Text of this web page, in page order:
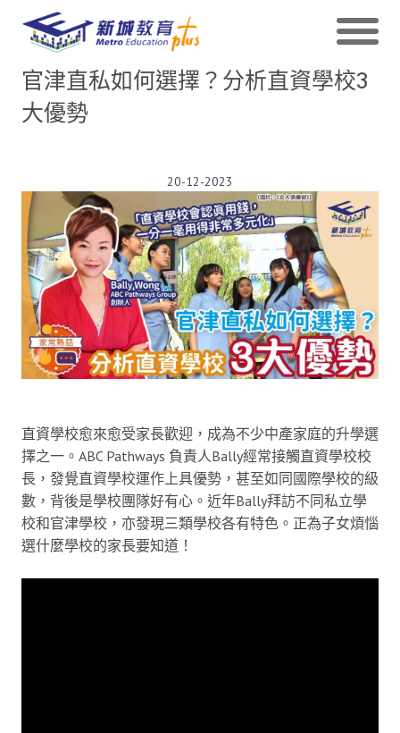
官津直私如何選擇？分析直資學校3
大優勢
20-12-2023
直資學校愈來愈受家長歡迎，成為不少中產家庭的升學選
擇之一。ABC Pathways 負責人Bally經常接觸直資學校校
長，發覺直資學校運作上具優勢，甚至如同國際學校的級
數，背後是學校團隊好有心。近年Bally拜訪不同私立學
校和官津學校，亦發現三類學校各有特色。正為子女煩惱
選什麼學校的家長要知道！